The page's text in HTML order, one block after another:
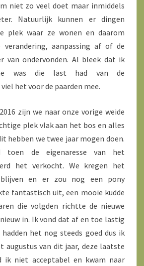
niet zo veel doet maar inmiddels
Natuurlijk kunnen er dingen
plek waar ze wonen en daarom
aanpassing af of de
van ondervonden. Al bleek dat ik
was die last had van de
het voor de paarden mee.
zijn we naar onze vorige weide
plek vlak aan het bos en alles
hebben we twee jaar mogen doen.
toen de eigenaresse van het
het verkocht. We kregen het
en er zou nog een pony
fantastisch uit, een mooie kudde
die volgden richtte de nieuwe
in. Ik vond dat af en toe lastig
hadden het nog steeds goed dus ik
augustus van dit jaar, deze laatste
ik niet acceptabel en kwam naar